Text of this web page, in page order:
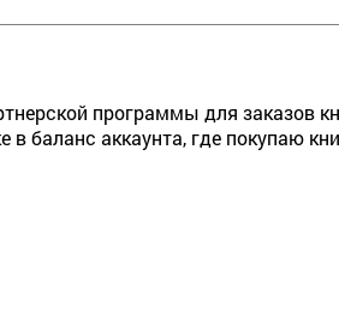
программы для заказов
баланс аккаунта, где покупаю